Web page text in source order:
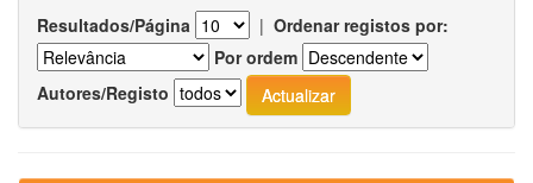
Resultados/Página | Ordenar registos por:
Por ordem
Autores/Registo